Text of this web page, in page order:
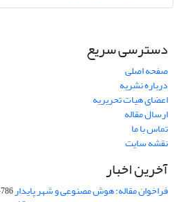
دسترسی سریع
صفحه اصلی
درباره نشریه
اعضای هیات تحریریه
ارسال مقاله
تماس با ما
نقشه سایت
آخرین اخبار
فراخوان مقاله: هوش مصنوعی و شهر پایدار786-01-0-1279